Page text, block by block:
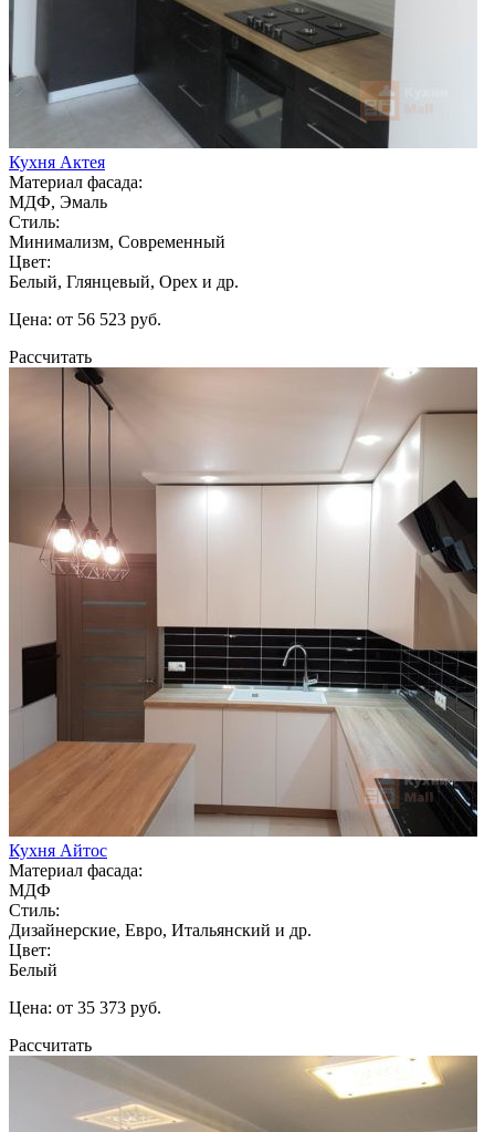
Кухня Актея
Материал фасада:
МДФ, Эмаль
Стиль:
Минимализм, Современный
Цвет:
Белый, Глянцевый, Орех и др.
Цена: от 56 523 руб.
Рассчитать
Кухня Айтос
Материал фасада:
МДФ
Стиль:
Дизайнерские, Евро, Итальянский и др.
Цвет:
Белый
Цена: от 35 373 руб.
Рассчитать